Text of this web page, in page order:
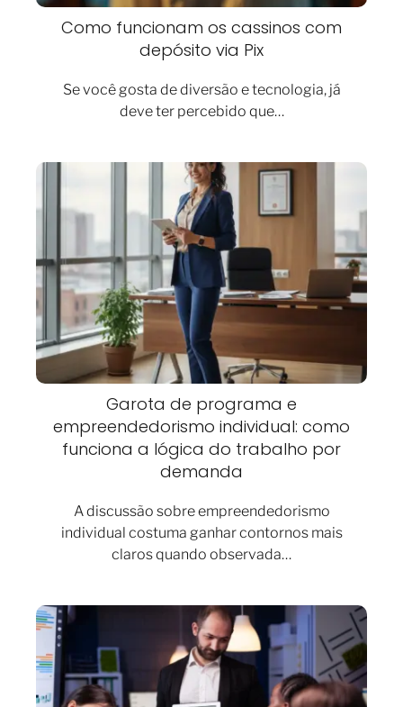
Como funcionam os cassinos com
depósito via Pix
Se você gosta de diversão e tecnologia, já
deve ter percebido que…
Garota de programa e
empreendedorismo individual: como
funciona a lógica do trabalho por
demanda
A discussão sobre empreendedorismo
individual costuma ganhar contornos mais
claros quando observada…